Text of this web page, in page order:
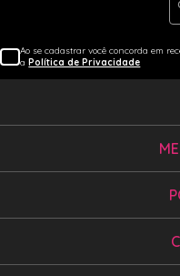
Ao se cadastrar você concorda em
a Política de Privacidade